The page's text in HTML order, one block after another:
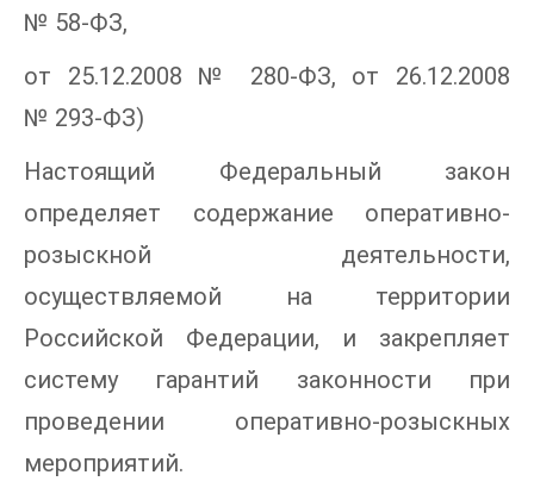
№ 58-ФЗ,
от 25.12.2008 № 280-ФЗ, от 26.12.2008
№ 293-ФЗ)
Настоящий Федеральный закон
определяет содержание оперативно-
розыскной деятельности,
осуществляемой на территории
Российской Федерации, и закрепляет
систему гарантий законности при
проведении оперативно-розыскных
мероприятий.